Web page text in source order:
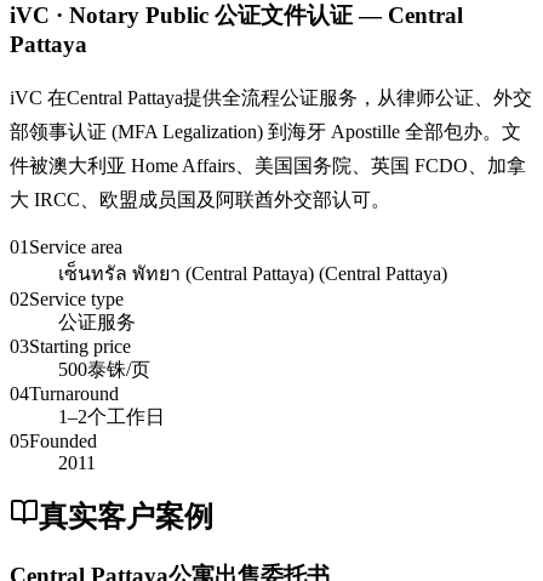
iVC · Notary Public 公证文件认证 — Central
Pattaya
iVC 在Central Pattaya提供全流程公证服务，从律师公证、外交
部领事认证 (MFA Legalization) 到海牙 Apostille 全部包办。文
件被澳大利亚 Home Affairs、美国国务院、英国 FCDO、加拿
大 IRCC、欧盟成员国及阿联酋外交部认可。
01 Service area
เซ็นทรัล พัทยา (Central Pattaya) (Central Pattaya)
02Service type
公证服务
03Starting price
500泰铢/页
04Turnaround
1–2个工作日
05Founded
2011
真实客户案例